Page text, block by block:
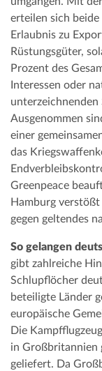
erteilen sich beide
Erlaubnis zu
Rüstungsgüter,
Prozent des
Interessen oder
Ausgenommen
einer
das
Greenpeace
Hamburg
gegen geltendes
So gelangen
gibt zahlreiche
Schlupflöcher
beteiligte Länder
europäische
Die
in Großbritannien
geliefert. Da